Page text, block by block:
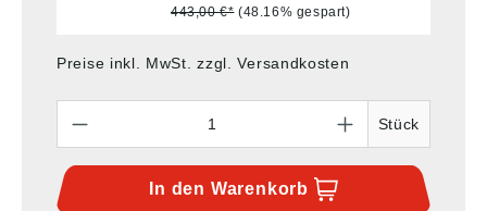
443,00 €* (48.16% gespart)
Preise inkl. MwSt. zzgl. Versandkosten
Stück
In den Warenkorb